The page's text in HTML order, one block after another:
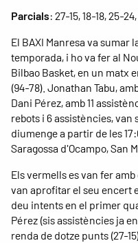
Parcials: 27-15, 18-18, 25-
El BAXI Manresa va sumar
temporada, i ho va fer al
Bilbao Basket, en un matx
(94-78). Jonathan Tabu,
Dani Pérez, amb 11
rebots i 6 assistències, van
diumenge a partir de les
Saragossa d'Ocampo, San
Els vermells es van fer
van aprofitar el seu encert
deu intents en el primer
Pérez (sis assistències ja
renda de dotze punts (27-